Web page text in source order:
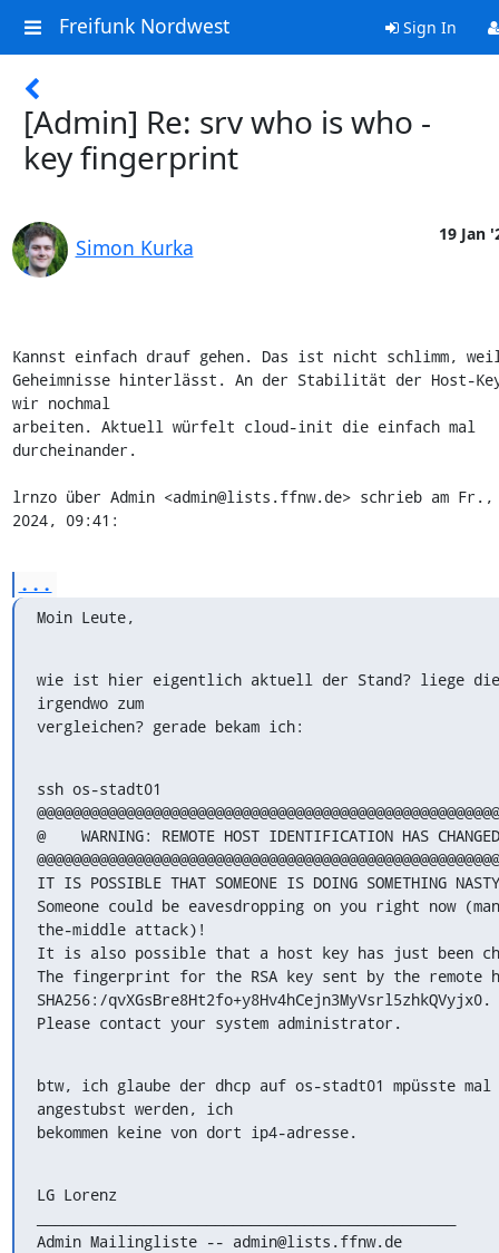
Freifunk Nordwest Sign In
[Admin] Re: srv who is who -
key fingerprint
Simon Kurka
19 Jan
Kannst einfach drauf gehen. Das ist nicht schlimm,
Geheimnisse hinterlässt. An der Stabilität der Host-
wir nochmal
arbeiten. Aktuell würfelt cloud-init die einfach mal
durcheinander.
lrnzo über Admin <admin@lists.ffnw.de> schrieb am
2024, 09:41:
...
Moin Leute,
wie ist hier eigentlich aktuell der Stand? liege die
irgendwo zum
vergleichen? gerade bekam ich:
ssh os-stadt01
@    WARNING: REMOTE HOST IDENTIFICATION HAS
IT IS POSSIBLE THAT SOMEONE IS DOING SOMETHING
Someone could be eavesdropping on you right now
the-middle attack)!
It is also possible that a host key has just been
The fingerprint for the RSA key sent by the remote
SHA256:/qvXGsBre8Ht2fo+y8Hv4hCejn3MyVsrl5zhkQVyjx0.
Please contact your system administrator.
btw, ich glaube der dhcp auf os-stadt01 mpüsste mal
angestubst werden, ich
bekommen keine von dort ip4-adresse.
LG Lorenz
Admin Mailingliste -- admin@lists.ffnw.de